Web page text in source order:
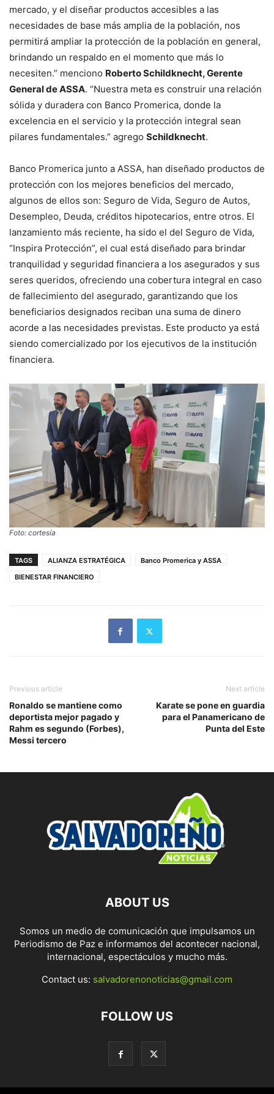
mercado, y el diseñar productos accesibles a las
necesidades de base más amplia de la población, nos
permitirá ampliar la protección de la población en general,
brindando un respaldo en el momento que más lo
necesiten.” menciono Roberto Schildknecht, Gerente
General de ASSA. “Nuestra meta es construir una relación
sólida y duradera con Banco Promerica, donde la
excelencia en el servicio y la protección integral sean
pilares fundamentales.” agrego Schildknecht.
Banco Promerica junto a ASSA, han diseñado productos de
protección con los mejores beneficios del mercado,
algunos de ellos son: Seguro de Vida, Seguro de Autos,
Desempleo, Deuda, créditos hipotecarios, entre otros. El
lanzamiento más reciente, ha sido el del Seguro de Vida,
“Inspira Protección”, el cual está diseñado para brindar
tranquilidad y seguridad financiera a los asegurados y sus
seres queridos, ofreciendo una cobertura integral en caso
de fallecimiento del asegurado, garantizando que los
beneficiarios designados reciban una suma de dinero
acorde a las necesidades previstas. Este producto ya está
siendo comercializado por los ejecutivos de la institución
financiera.
Foto: cortesía
TAGS ALIANZA ESTRATÉGICA
Banco Promerica y ASSA
BIENESTAR FINANCIERO
Previous article
Ronaldo se mantiene como
deportista mejor pagado y
Rahm es segundo (Forbes),
Messi tercero
Next article
Karate se pone en guardia
para el Panamericano de
Punta del Este
ABOUT US
Somos un medio de comunicación que impulsamos un
Periodismo de Paz e informamos del acontecer nacional,
internacional, espectáculos y mucho más.
Contact us: salvadorenonoticias@gmail.com
FOLLOW US